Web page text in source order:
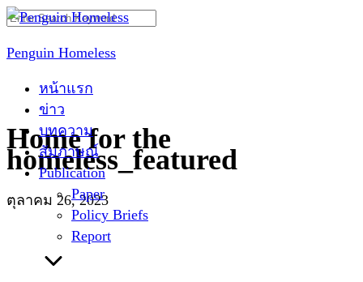
Skip
content
Penguin Homeless
หน้าแรก
ข่าว
บทความ
สัมภาษณ์
Publication
Paper
Policy Briefs
Report
Search
Home for the
homeless_featured
ตุลาคม 26, 2023